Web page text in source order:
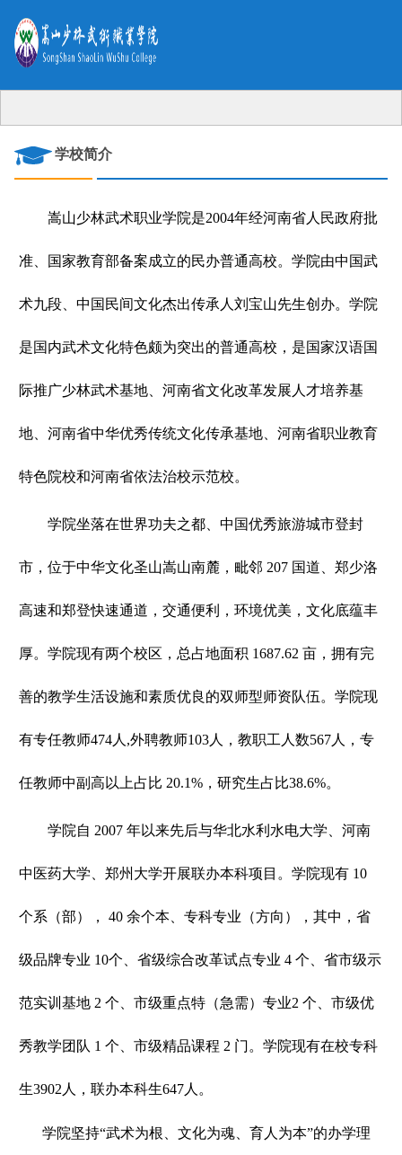
学校简介
嵩山少林武术职业学院是2004年经河南省人民政府批
准、国家教育部备案成立的民办普通高校。学院由中国武
术九段、中国民间文化杰出传承人刘宝山先生创办。学院
是国内武术文化特色颇为突出的普通高校，是国家汉语国
际推广少林武术基地、河南省文化改革发展人才培养基
地、河南省中华优秀传统文化传承基地、河南省职业教育
特色院校和河南省依法治校示范校。
学院坐落在世界功夫之都、中国优秀旅游城市登封
市，位于中华文化圣山嵩山南麓，毗邻 207 国道、郑少洛
高速和郑登快速通道，交通便利，环境优美，文化底蕴丰
厚。学院现有两个校区，总占地面积 1687.62 亩，拥有完
善的教学生活设施和素质优良的双师型师资队伍。学院现
有专任教师474人,外聘教师103人，教职工人数567人，专
任教师中副高以上占比 20.1%，研究生占比38.6%。
学院自 2007 年以来先后与华北水利水电大学、河南
中医药大学、郑州大学开展联办本科项目。学院现有 10
个系（部）， 40 余个本、专科专业（方向），其中，省
级品牌专业 10个、省级综合改革试点专业 4 个、省市级示
范实训基地 2 个、市级重点特（急需）专业2 个、市级优
秀教学团队 1 个、市级精品课程 2 门。学院现有在校专科
生3902人，联办本科生647人。
学院坚持“武术为根、文化为魂、育人为本”的办学理